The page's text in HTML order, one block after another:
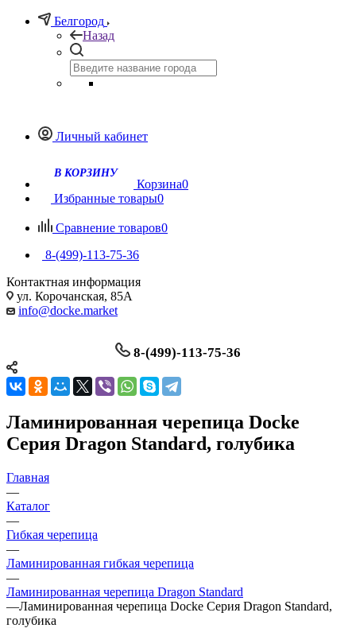
Белгород
Назад
Личный кабинет
Корзина0
Избранные товары0
Сравнение товаров0
8-(499)-113-75-36
Контактная информация
ул. Корочанская, 85А
info@docke.market
8-(499)-113-75-36
Ламинированная черепица Docke
Серия Dragon Standard, голубика
Главная
—
Каталог
—
Гибкая черепица
—
Ламинированная гибкая черепица
—
Ламинированная черепица Dragon Standard
—Ламинированная черепица Docke Серия Dragon Standard,
голубика